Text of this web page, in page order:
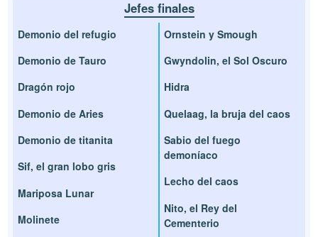
Jefes finales
Demonio del refugio
Demonio de Tauro
Dragón rojo
Demonio de Aries
Demonio de titanita
Sif, el gran lobo gris
Mariposa Lunar
Molinete
Ornstein y Smough
Gwyndolin, el Sol Oscuro
Hidra
Quelaag, la bruja del caos
Sabio del fuego
demoníaco
Lecho del caos
Nito, el Rey del
Cementerio